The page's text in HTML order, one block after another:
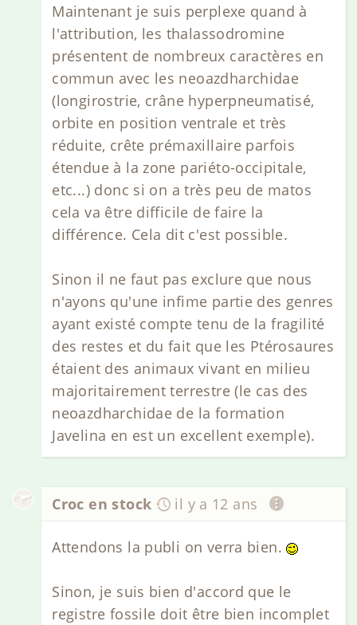
Maintenant je suis perplexe quand à
l'attribution, les thalassodromine
présentent de nombreux caractères en
commun avec les neoazdharchidae
(longirostrie, crâne hyperpneumatisé,
orbite en position ventrale et très
réduite, crête prémaxillaire parfois
étendue à la zone pariéto-occipitale,
etc...) donc si on a très peu de matos
cela va être difficile de faire la
différence. Cela dit c'est possible.
Sinon il ne faut pas exclure que nous
n'ayons qu'une infime partie des genres
ayant existé compte tenu de la fragilité
des restes et du fait que les Ptérosaures
étaient des animaux vivant en milieu
majoritairement terrestre (le cas des
neoazdharchidae de la formation
Javelina en est un excellent exemple).
Croc en stock il y a 12 ans
Attendons la publi on verra bien.
Sinon, je suis bien d'accord que le
registre fossile doit être bien incomplet